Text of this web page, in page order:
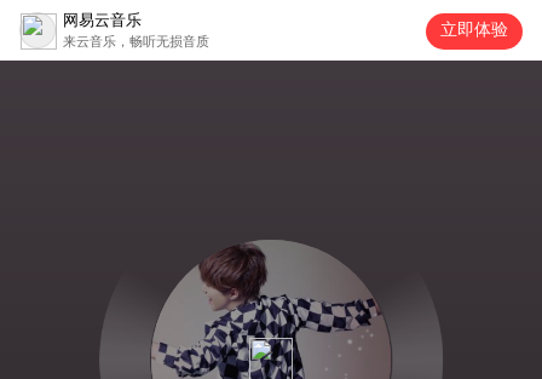
网易云音乐
来云音乐，畅听无损音质
立即体验